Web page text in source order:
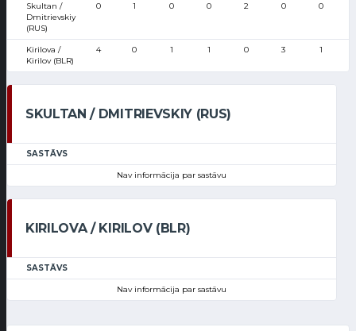
Skultan /
Dmitrievskiy
(RUS)
0 1 0 0 2 0 0
Kirilova /
Kirilov (BLR)
4 0 1 1 0 3 1
SKULTAN / DMITRIEVSKIY (RUS)
SASTĀVS
Nav informācija par sastāvu
KIRILOVA / KIRILOV (BLR)
SASTĀVS
Nav informācija par sastāvu